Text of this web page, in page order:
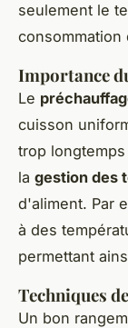
seulement le
Importance
Le
cuisson
trop
la gestion des
d'aliment. Par
à des
permettant
Techniques
Un bon